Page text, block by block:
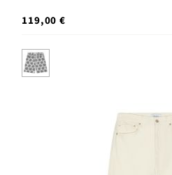
119,00 €